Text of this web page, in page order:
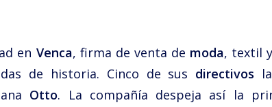
en Venca, firma de venta de moda, textil
de historia. Cinco de sus directivos
Otto. La compañía despeja así la